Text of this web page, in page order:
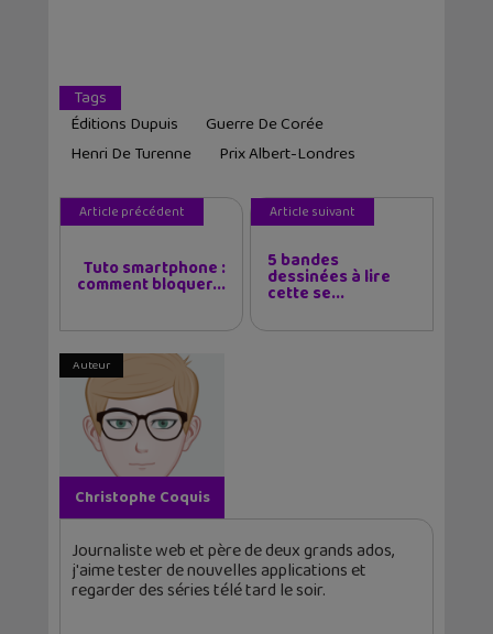
Tags
Éditions Dupuis
Guerre De Corée
Henri De Turenne
Prix Albert-Londres
Article précédent
Tuto smartphone :
comment bloquer...
Article suivant
5 bandes
dessinées à lire
cette se...
Auteur
Christophe Coquis
Journaliste web et père de deux grands ados,
j'aime tester de nouvelles applications et
regarder des séries télé tard le soir.